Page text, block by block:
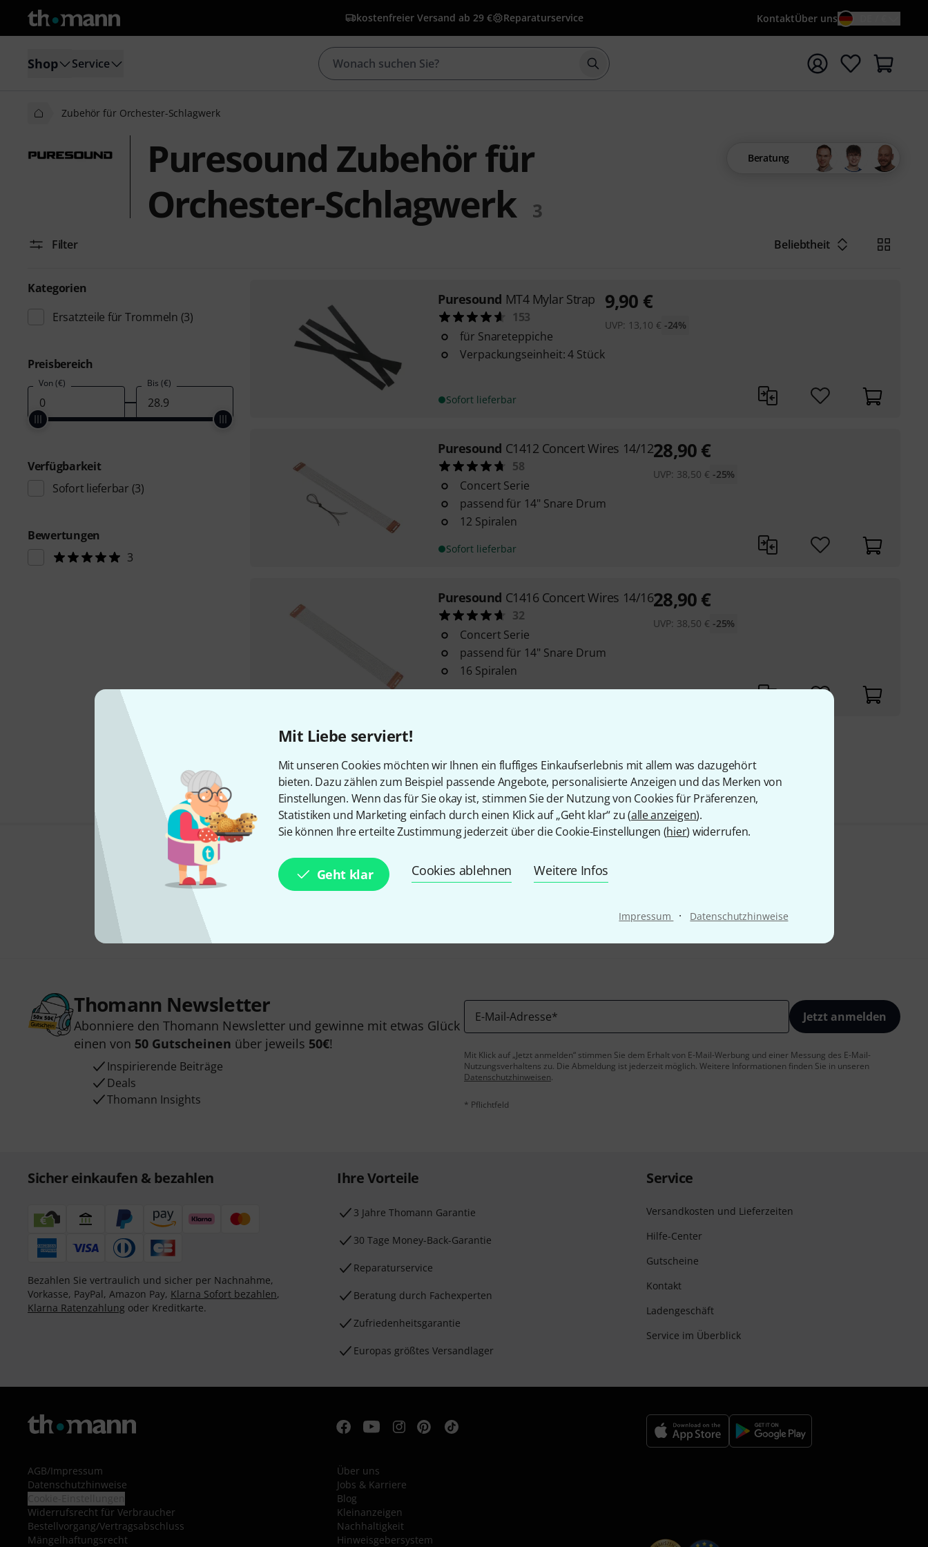
Mit Liebe serviert!
Mit unseren Cookies möchten wir Ihnen ein fluffiges Einkaufserlebnis mit allem was dazugehört
bieten. Dazu zählen zum Beispiel passende Angebote, personalisierte Anzeigen und das Merken von
Einstellungen. Wenn das für Sie okay ist, stimmen Sie der Nutzung von Cookies für Präferenzen,
Statistiken und Marketing einfach durch einen Klick auf „Geht klar“ zu (alle anzeigen).
Sie können Ihre erteilte Zustimmung jederzeit über die Cookie-Einstellungen (hier) widerrufen.
Geht klar Cookies ablehnen Weitere Infos
Impressum · Datenschutzhinweise
kostenfreier Versand ab 29 € Reparaturservice KontaktÜber uns
Shop Service Suche mit Suchwort {searchTerm} starten
Zubehör für Orchester-Schlagwerk
Puresound Zubehör für
Orchester-Schlagwerk
3
Beratung
Filter Beliebtheit
Kategorien
Ersatzteile für Trommeln (3)
Preisbereich
Von (€) Bis (€)
Verfügbarkeit
Sofort lieferbar (3)
Bewertungen
3
Puresound MT4 Mylar Strap
153
für Snareteppiche
Verpackungseinheit: 4 Stück
Sofort lieferbar
9,90 €
UVP: 13,10 € -24%
Puresound C1412 Concert Wires 14/12
58
Concert Serie
passend für 14" Snare Drum
12 Spiralen
Sofort lieferbar
28,90€
UVP: 38,50 € -25%
Puresound C1416 Concert Wires 14/16
32
Concert Serie
passend für 14" Snare Drum
16 Spiralen
28,90€
UVP: 38,50 € -25%
Alle Preise inkl. MwSt.
Gefällt Ihnen, was Sie sehen?
Thomann Newsletter
Abonniere den Thomann Newsletter und gewinne mit etwas Glück
einen von 50 Gutscheinen über jeweils 50€!
Inspirierende Beiträge
Deals
Thomann Insights
E-Mail-Adresse* Jetzt anmelden
Mit Klick auf „Jetzt anmelden“ stimmen Sie dem Erhalt von E-Mail-Werbung und einer Messung des E-Mail-
Nutzungsverhaltens zu. Die Abmeldung ist jederzeit möglich. Weitere Informationen finden Sie in unseren
Datenschutzhinweisen.
* Pflichtfeld
Sicher einkaufen & bezahlen
Bezahlen Sie vertraulich und sicher per Nachnahme,
Vorkasse, PayPal, Amazon Pay, Klarna Sofort bezahlen,
Klarna Ratenzahlung oder Kreditkarte.
Ihre Vorteile
3 Jahre Thomann Garantie
30 Tage Money-Back-Garantie
Reparaturservice
Beratung durch Fachexperten
Zufriedenheitsgarantie
Europas größtes Versandlager
Service
Versandkosten und Lieferzeiten
Hilfe-Center
Gutscheine
Kontakt
Ladengeschäft
Service im Überblick
AGB/Impressum
Datenschutzhinweise
Widerrufsrecht für Verbraucher
Bestellvorgang/Vertragsabschluss
Mängelhaftungsrecht
Über uns
Jobs & Karriere
Blog
Kleinanzeigen
Nachhaltigkeit
Hinweisgebersystem